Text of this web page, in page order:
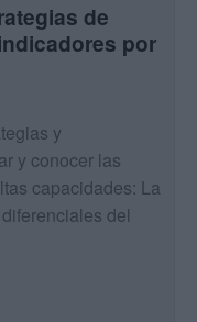
de
por
y
y conocer las
capacidades: La
del